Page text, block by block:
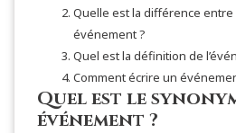
Quelle est la différence
événement ?
Quel est la définition de
Comment écrire un
Quel est le
événement ?